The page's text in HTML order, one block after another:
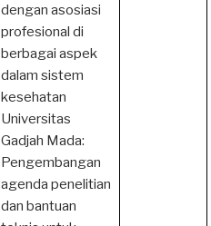
dengan asosiasi
profesional di
berbagai aspek
dalam sistem
kesehatan
Universitas
Gadjah Mada:
Pengembangan
agenda penelitian
dan bantuan